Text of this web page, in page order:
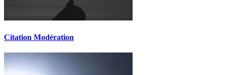
Citation Modération